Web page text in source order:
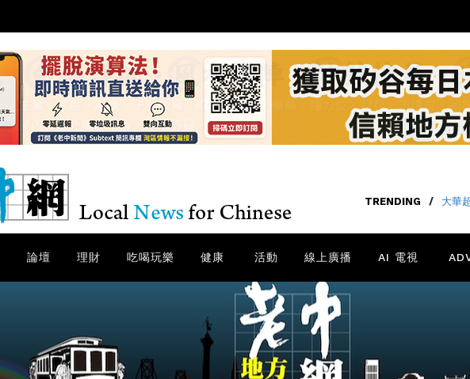
TRENDING 老
論壇 理財 吃喝玩樂 健康 活動 線上廣播 AI 電視